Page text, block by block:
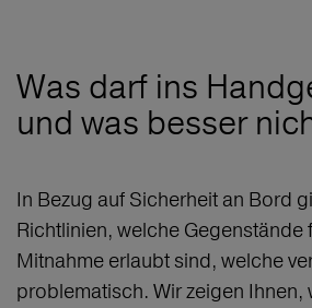
Was darf ins
und was besser
In Bezug auf Sicherheit an Bord
Richtlinien, welche Gegenstände
Mitnahme erlaubt sind, welche
problematisch. Wir zeigen Ihnen,